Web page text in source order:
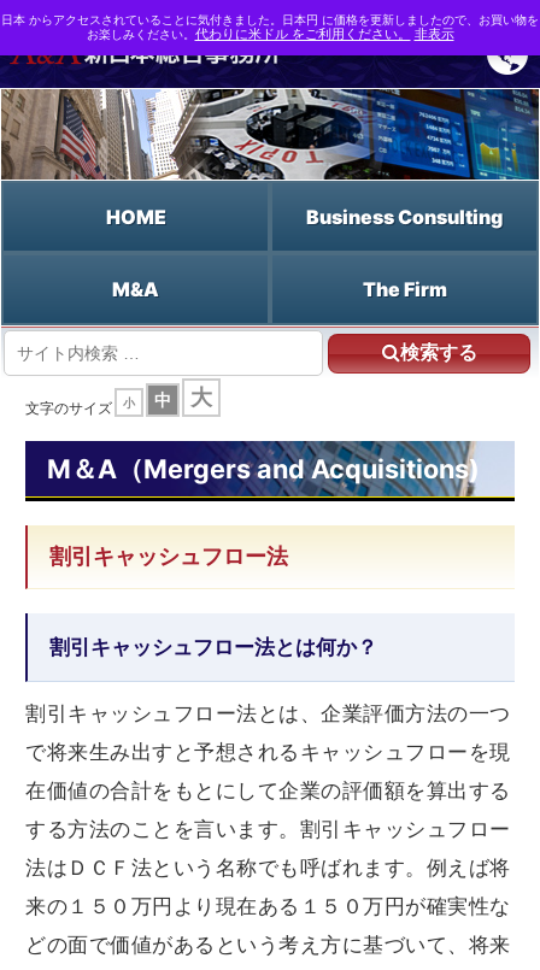
HOME Business Consulting
M&A The Firm
検索する
M&A支援なら新日本総合事務所 | M&A（Mergers and Acquisitions)
文字のサイズ 小 中 大
M＆A（Mergers and Acquisitions)
割引キャッシュフロー法
割引キャッシュフロー法とは何か？
割引キャッシュフロー法とは、企業評価方法の一つ
で将来生み出すと予想されるキャッシュフローを現
在価値の合計をもとにして企業の評価額を算出する
する方法のことを言います。割引キャッシュフロー
法はＤＣＦ法という名称でも呼ばれます。例えば将
来の１５０万円より現在ある１５０万円が確実性な
どの面で価値があるという考え方に基づいて、将来
日本 からアクセスされていることに気付きました。日本円 に価格を更新しましたので、お買い物を
お楽しみください。 代わりに米ドル をご利用ください。 非表示